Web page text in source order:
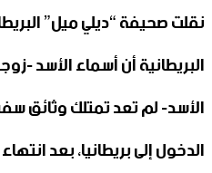
نقلت صحيفة “ديلي ميل”
البريطانية أن أسماء الأسد -
الأسد- لم تعد تمتلك وثائق
الدخول إلى بريطانيا، بعد